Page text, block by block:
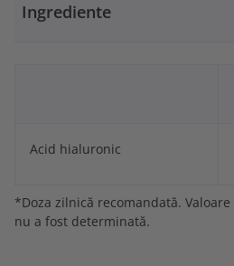
Ingrediente
Acid hialuronic
*Doza zilnică recomandată.
nu a fost determinată.